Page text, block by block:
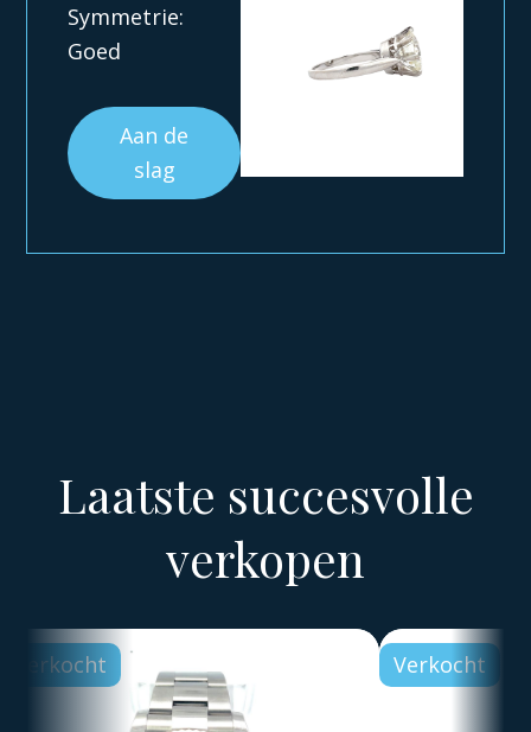
Symmetrie:
Goed
Aan de
slag
Laatste succesvolle
verkopen
Verkocht Verkocht